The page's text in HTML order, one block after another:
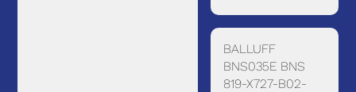
BALLUFF
BNS035E BNS
819-X727-B02-